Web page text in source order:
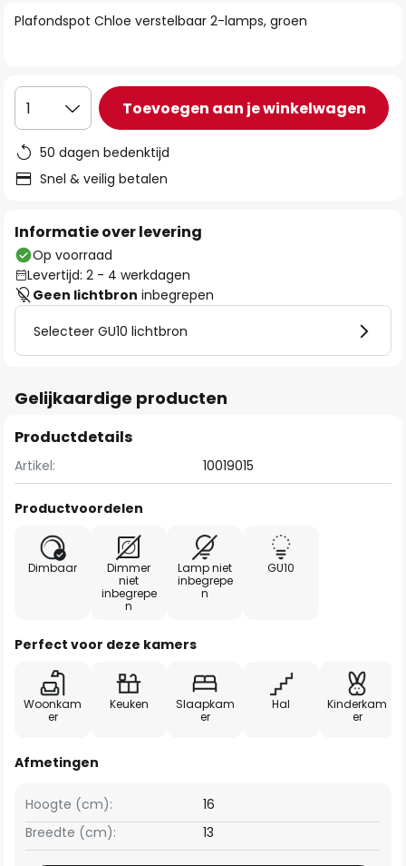
de
Plafondspot Chloe verstelbaar 2-lamps, groen
1 Toevoegen aan je winkelwagen
50 dagen bedenktijd
Snel & veilig betalen
Informatie over levering
Op voorraad
Levertijd: 2 - 4 werkdagen
Geen lichtbron inbegrepen
Selecteer GU10 lichtbron
Gelijkaardige producten
Productdetails
Artikel: 10019015
Productvoordelen
Dimbaar
Dimmer
niet
inbegrepe
n
Lamp niet
inbegrepe
n
GU10
Perfect voor deze kamers
Woonkam
er
Keuken
Slaapkam
er
Hal
Kinderkam
er
Afmetingen
Breedte (cm): 13
Hoogte (cm): 16